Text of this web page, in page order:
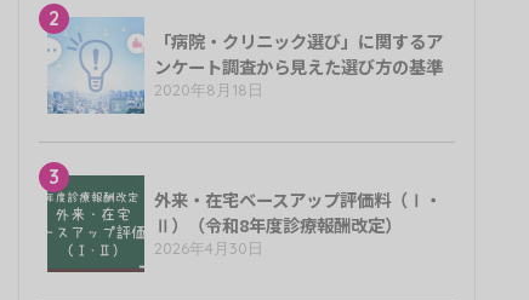
2
「病院・クリニック選び」に関するア
ンケート調査から見えた選び方の基準
2020年8月18日
3
外来・在宅ベースアップ評価料（Ⅰ・
Ⅱ）（令和8年度診療報酬改定）
2026年4月30日